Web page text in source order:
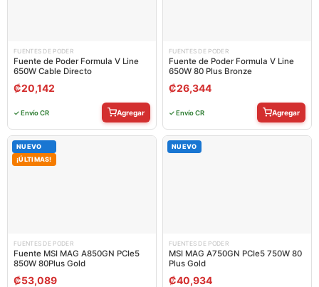
FUENTES DE PODER
Fuente de Poder Formula V Line
650W Cable Directo
₡20,142
✓ Envío CR Agregar
FUENTES DE PODER
Fuente de Poder Formula V Line
650W 80 Plus Bronze
₡26,344
✓ Envío CR Agregar
NUEVO
¡ÚLTIMAS!
FUENTES DE PODER
Fuente MSI MAG A850GN PCIe5
850W 80Plus Gold
₡53,089
NUEVO
FUENTES DE PODER
MSI MAG A750GN PCIe5 750W 80
Plus Gold
₡40,934